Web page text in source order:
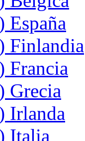
España
Finlandia
Francia
Grecia
Irlanda
Italia